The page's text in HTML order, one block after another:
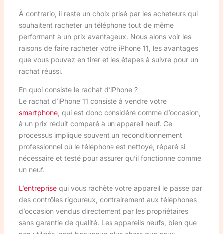
À contrario, il reste un choix prisé par les acheteurs qui
souhaitent racheter un téléphone tout de même
performant à un prix avantageux. Nous alons voir les
raisons de faire racheter votre iPhone 11, les avantages
que vous pouvez en tirer et les étapes à suivre pour un
rachat réussi.
En quoi consiste le rachat d’iPhone ?
Le rachat d’iPhone 11 consiste à vendre votre
smartphone, qui est donc considéré comme d’occasion,
à un prix réduit comparé à un appareil neuf. Ce
processus implique souvent un reconditionnement
professionnel où le téléphone est nettoyé, réparé si
nécessaire et testé pour assurer qu’il fonctionne comme
un neuf.
L’entreprisequi vous rachète votre appareil le passe par
des contrôles rigoureux, contrairement aux téléphones
d’occasion vendus directement par les propriétaires
sans garantie de qualité. Les appareils neufs, bien que